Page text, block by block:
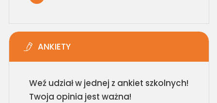
ANKIETY
Weź udział w jednej z ankiet szkolnych!
Twoja opinia jest ważna!